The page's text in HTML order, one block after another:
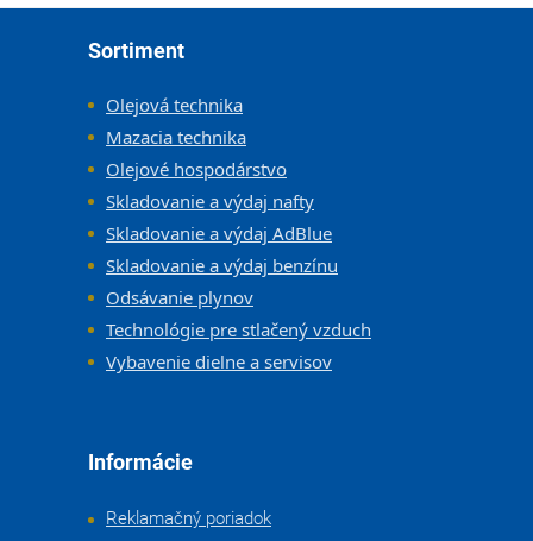
Sortiment
Olejová technika
Mazacia technika
Olejové hospodárstvo
Skladovanie a výdaj nafty
Skladovanie a výdaj AdBlue
Skladovanie a výdaj benzínu
Odsávanie plynov
Technológie pre stlačený vzduch
Vybavenie dielne a servisov
Informácie
Reklamačný poriadok